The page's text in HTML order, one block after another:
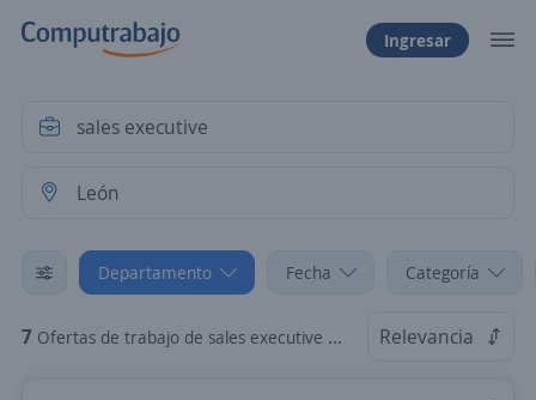
Ingresar
Departamento Fecha Categoría
7 Ofertas de trabajo de sales executive en León, León Relevancia